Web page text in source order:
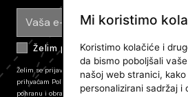
Mi koristimo
Koristimo kolačiće i
da bismo poboljšali
našoj web stranici,
personalizirani sadržaj i
Želim primati e-mail obavijesti
Želim se prijaviti na newsletter Pulskog filmskog
prihvaćam Politiku zaštite privatnosti JU PFF i dajem
pohranu i obradu podataka koli su tamo opisani.